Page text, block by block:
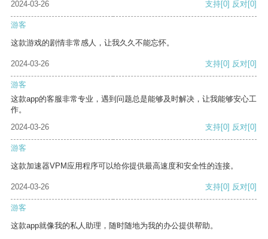
2024-03-26 支持[0] 反对[0]
游客
这款游戏的剧情非常感人，让我久久不能忘怀。
2024-03-26 支持[0] 反对[0]
游客
这款app的客服非常专业，遇到问题总是能够及时解决，让我能够安心工
作。
2024-03-26
支持[0] 反对[0]
游客
这款加速器VPM应用程序可以给你提供最高速度和安全性的连接。
2024-03-26 支持[0] 反对[0]
游客
这款app就像我的私人助理，随时随地为我的办公提供帮助。